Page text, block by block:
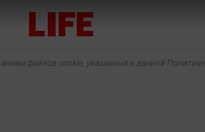
файлов cookie, указанных в данной Политике.